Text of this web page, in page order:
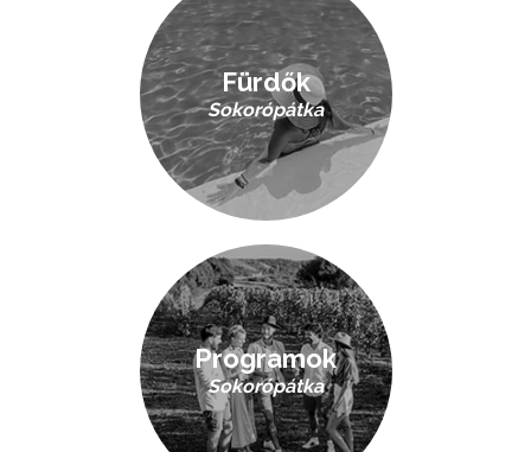
Fürdők
Sokorópátka
Programok
Sokorópátka